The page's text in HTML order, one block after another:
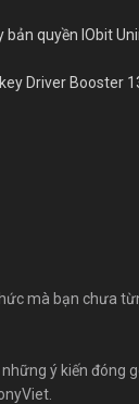
bản quyền IObit
Driver Booster
mà bạn chưa
ý kiến đóng